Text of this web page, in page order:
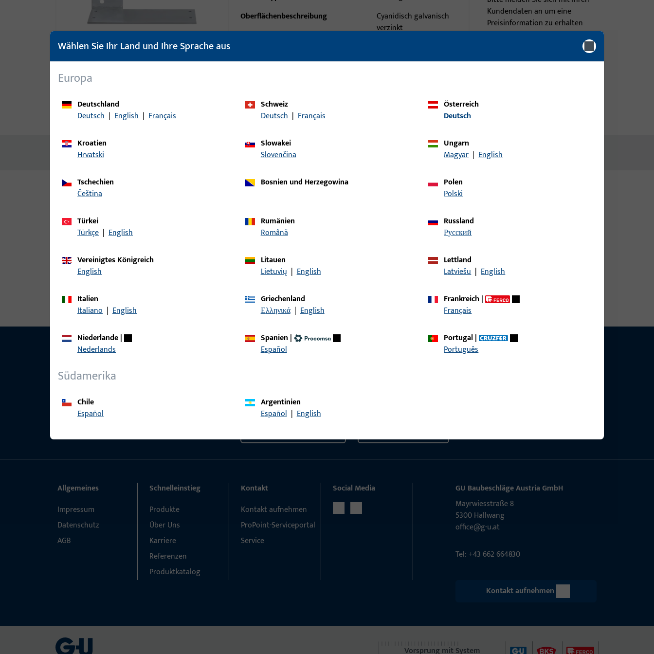
Oberflächenbeschreibung
Cyanidisch galvanisch
verzinkt
Kundendaten an um eine
Preisinformation zu erhalten
oder Artikel zu bestellen
Login
Produktbeschreibung
Downloads
Keine Inhalte vorhanden
Varianten
Zu diesem Produkt gibt es folgende Varianten:
H-01515-00-R-0 | Montagekonsole | GU Montagekonsole rechts, verzinkt
KONTAKT
Wir sind gerne für Sie da – schnell, kompetent und zuverlässig.
Wählen Sie Ihr Land und Ihre Sprache aus
Europa
Deutschland
Deutsch | English | Français
Schweiz
Deutsch | Français
Österreich
Deutsch
Kroatien
Hrvatski
Slowakei
Slovenčina
Ungarn
Magyar | English
Tschechien
čeština
Bosnien und Herzegowina
Polen
Polski
Türkei
Türkçe | English
Rumänien
Română
Russland
русский
Vereinigtes Königreich
English
Litauen
Lietuvių | English
Lettland
Latviešu | English
Italien
Italiano | English
Griechenland
Ελληνικά | English
Frankreich|
Français
Niederlande|
Nederlands
Spanien |
Español
Portugal|
Português
Südamerika
Chile
Español
Argentinien
Español | English
Allgemeines
Impressum
Datenschutz
AGB
Schnelleinstieg
Produkte
Über Uns
Karriere
Referenzen
Produktkatalog
Kontakt
Kontakt aufnehmen
ProPoint-Serviceportal
Service
Social Media
GU Baubeschläge Aus­tria GmbH
Mayrwies­straße 8
5300 Hall­wang
office@g-u.at
Tel: +43 662 664830
Kontakt aufnehmen
Vorsprung mit System